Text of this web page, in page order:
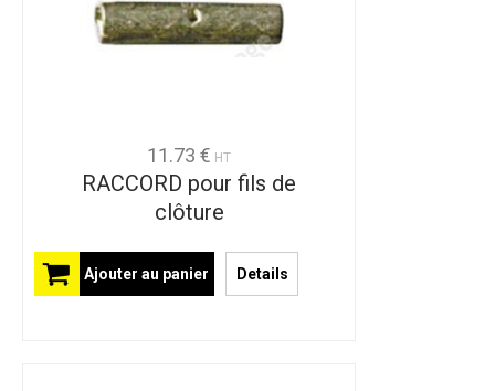
11.73 € HT
RACCORD pour fils de
clôture
Ajouter au panier Details